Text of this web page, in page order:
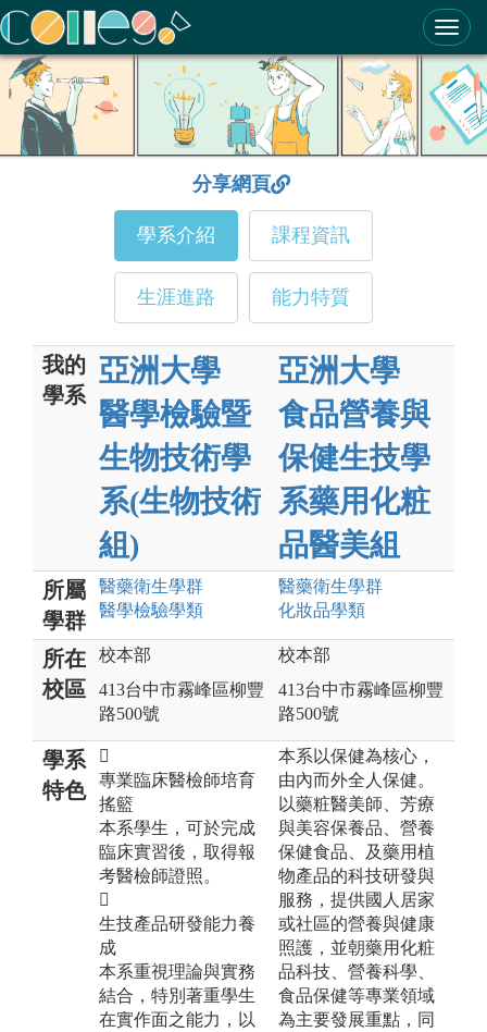
ColleGo! 大學選才與高中育才輔助系統
分享網頁
學系介紹 課程資訊
生涯進路 能力特質
我的
學系
亞洲大學
醫學檢驗暨
生物技術學
系(生物技術
組)
亞洲大學
食品營養與
保健生技學
系藥用化粧
品醫美組
所屬
學群
醫藥衛生學群
醫學檢驗學類
醫藥衛生學群
化妝品學類
所在
校區
校本部
413台中市霧峰區柳豐
路500號
校本部
413台中市霧峰區柳豐
路500號
學系
特色

專業臨床醫檢師培育
搖籃
本系學生，可於完成
臨床實習後，取得報
考醫檢師證照。

生技產品研發能力養
成
本系重視理論與實務
結合，特別著重學生
在實作面之能力，以
本系以保健為核心，
由內而外全人保健。
以藥粧醫美師、芳療
與美容保養品、營養
保健食品、及藥用植
物產品的科技研發與
服務，提供國人居家
或社區的營養與健康
照護，並朝藥用化粧
品科技、營養科學、
食品保健等專業領域
為主要發展重點，同